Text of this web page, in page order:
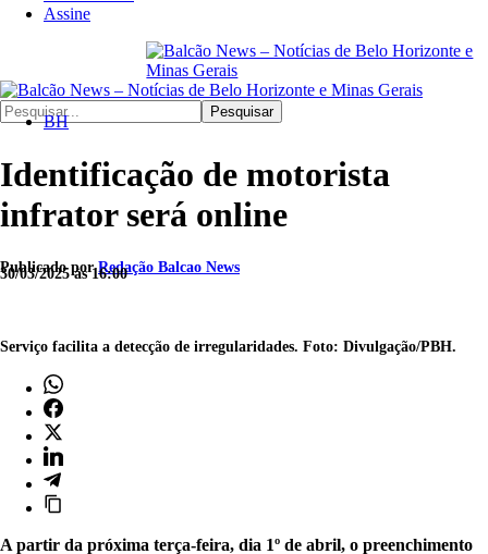
Assine
Pesquisar
BH
Identificação de motorista
infrator será online
Publicado porRedação Balcao News
30/03/2025 às 16:00
Serviço facilita a detecção de irregularidades. Foto: Divulgação/PBH.
A partir da próxima terça-feira, dia 1º de abril, o preenchimento